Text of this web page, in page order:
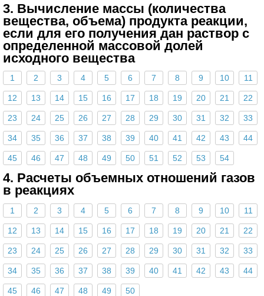
3. Вычисление массы (количества
вещества, объема) продукта реакции,
если для его получения дан раствор с
определенной массовой долей
исходного вещества
1 2 3 4 5 6 7 8 9 10 11
12 13 14 15 16 17 18 19 20 21 22
23 24 25 26 27 28 29 30 31 32 33
34 35 36 37 38 39 40 41 42 43 44
45 46 47 48 49 50 51 52 53 54
4. Расчеты объемных отношений газов
в реакциях
1 2 3 4 5 6 7 8 9 10 11
12 13 14 15 16 17 18 19 20 21 22
23 24 25 26 27 28 29 30 31 32 33
34 35 36 37 38 39 40 41 42 43 44
45 46 47 48 49 50